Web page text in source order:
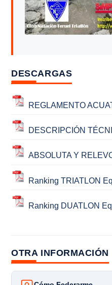
DESCARGAS
REGLAMENTO
DESCRIPCIÓN
ABSOLUTA Y
Ranking TRIATLON
Ranking DUATLON
OTRA INFORMACIÓN